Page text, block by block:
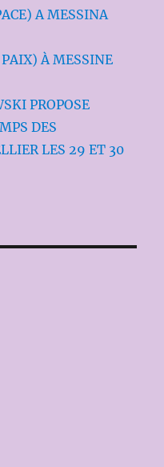
A MESSINA
À MESSINE
PROPOSE
DES
LES 29 ET 30